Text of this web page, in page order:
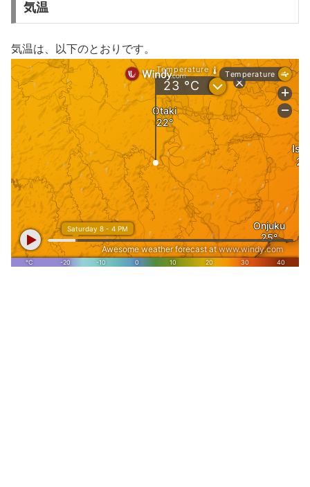
気温
気温は、以下のとおりです。